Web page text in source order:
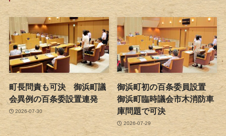
町長問責も可決 御浜町議
会異例の百条委設置連発
2026-07-30
御浜町初の百条委員設置
御浜町臨時議会市木消防車
庫問題で可決
2026-07-29